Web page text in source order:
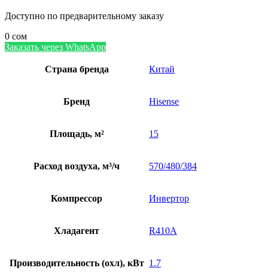
Доступно по предварительному заказу
0 сом
Заказать через WhatsApp
Страна бренда Китай
Бренд Hisense
Площадь, м² 15
Расход воздуха, м³/ч 570/480/384
Компрессор Инвертор
Хладагент R410A
Производительность (охл), кВт 1.7